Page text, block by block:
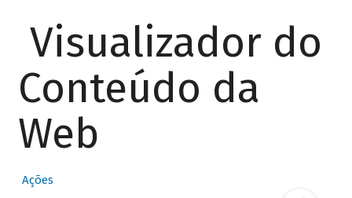
Visualizador do
Conteúdo da
Web
Ações